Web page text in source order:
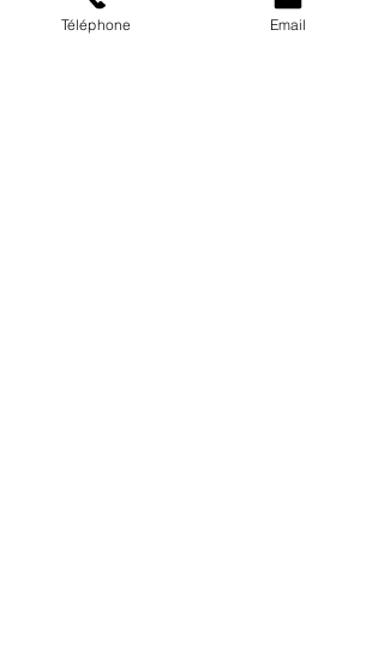
numérique.
Téléphone Email